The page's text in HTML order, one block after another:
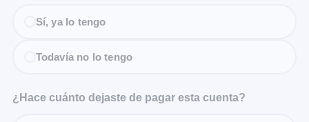
Sí, ya lo tengo
Todavía no lo tengo
¿Hace cuánto dejaste de pagar esta cuenta?